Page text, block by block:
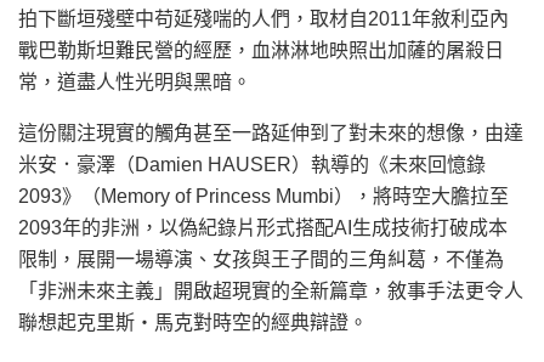
拍下斷垣殘壁中苟延殘喘的人們，取材自2011年敘利亞內
戰巴勒斯坦難民營的經歷，血淋淋地映照出加薩的屠殺日
常，道盡人性光明與黑暗。
這份關注現實的觸角甚至一路延伸到了對未來的想像，由達
米安．豪澤（Damien HAUSER）執導的《未來回憶錄
2093》（Memory of Princess Mumbi），將時空大膽拉至
2093年的非洲，以偽紀錄片形式搭配AI生成技術打破成本
限制，展開一場導演、女孩與王子間的三角糾葛，不僅為
「非洲未來主義」開啟超現實的全新篇章，敘事手法更令人
聯想起克里斯・馬克對時空的經典辯證。